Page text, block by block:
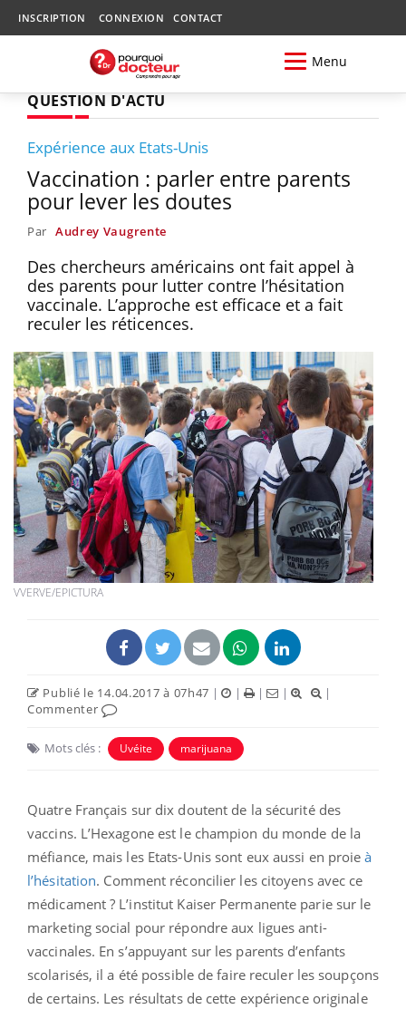
INSCRIPTION CONNEXION CONTACT
Menu
QUESTION D'ACTU
Expérience aux Etats-Unis
Vaccination : parler entre parents
pour lever les doutes
Par Audrey Vaugrente
Des chercheurs américains ont fait appel à
des parents pour lutter contre l’hésitation
vaccinale. L’approche est efficace et a fait
reculer les réticences.
VVERVE/EPICTURA
Publié le 14.04.2017 à 07h47 | | | |
|
Commenter
Mots clés : Uvéite marijuana
Quatre Français sur dix doutent de la sécurité des
vaccins. L’Hexagone est le champion du monde de la
méfiance, mais les Etats-Unis sont eux aussi en proieà
l’hésitation. Comment réconcilier les citoyens avec ce
médicament ? L’institut Kaiser Permanente parie sur le
marketing social pour répondre aux ligues anti-
vaccinales. En s’appuyant sur les parents d’enfants
scolarisés, il a été possible de faire reculer les soupçons
de certains. Les résultats de cette expérience originale